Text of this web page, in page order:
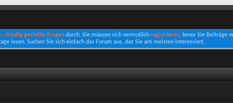
- Häufig gestellte Fragen durch. Sie müssen sich vermutlich registrieren, bevor Sie Beiträge
lesen. Suchen Sie sich einfach das Forum aus, das Sie am meisten interessiert.